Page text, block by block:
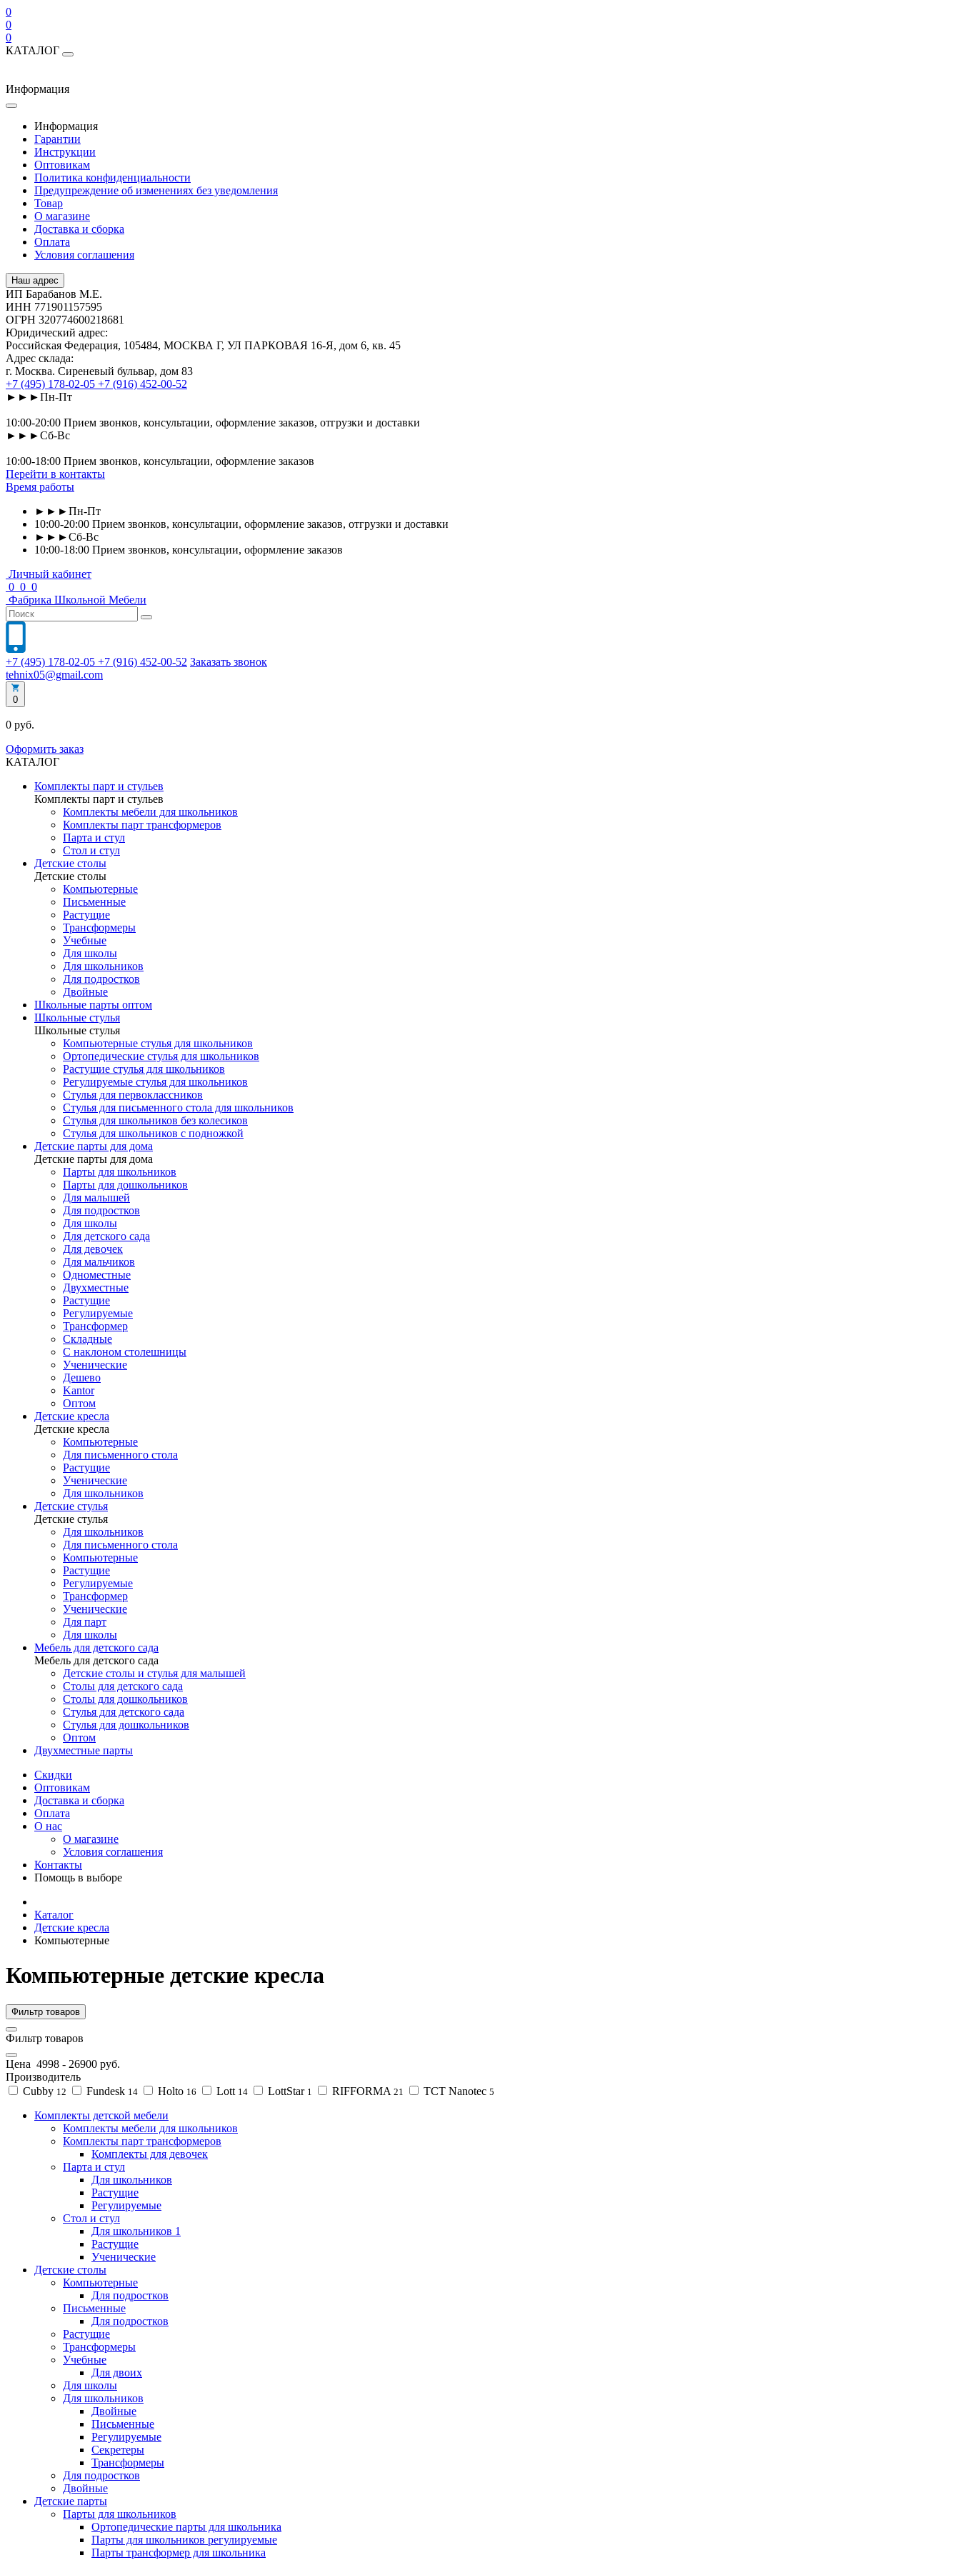
0
0
0
КАТАЛОГ
Информация
Информация
Гарантии
Инструкции
Оптовикам
Политика конфиденциальности
Предупреждение об изменениях без уведомления
Товар
О магазине
Доставка и сборка
Оплата
Условия соглашения
Наш адрес
ИП Барабанов М.Е.
ИНН 771901157595
ОГРН 320774600218681
Юридический адрес:
Российская Федерация, 105484, МОСКВА Г, УЛ ПАРКОВАЯ 16-Я, дом 6, кв. 45
Адрес склада:
г. Москва. Сиреневый бульвар, дом 83
+7 (495) 178-02-05 +7 (916) 452-00-52
►►►Пн-Пт
10:00-20:00 Прием звонков, консультации, оформление заказов, отгрузки и доставки
►►►Сб-Вс
10:00-18:00 Прием звонков, консультации, оформление заказов
Перейти в контакты
Время работы
►►►Пн-Пт
10:00-20:00 Прием звонков, консультации, оформление заказов, отгрузки и доставки
►►►Сб-Вс
10:00-18:00 Прием звонков, консультации, оформление заказов
Личный кабинет
0 0 0
Фабрика Школьной Мебели
+7 (495) 178-02-05 +7 (916) 452-00-52 Заказать звонок
tehnix05@gmail.com
0
0 руб.
Оформить заказ
КАТАЛОГ
Комплекты парт и стульев
Комплекты парт и стульев
Комплекты мебели для школьников
Комплекты парт трансформеров
Парта и стул
Стол и стул
Детские столы
Детские столы
Компьютерные
Письменные
Растущие
Трансформеры
Учебные
Для школы
Для школьников
Для подростков
Двойные
Школьные парты оптом
Школьные стулья
Школьные стулья
Компьютерные стулья для школьников
Ортопедические стулья для школьников
Растущие стулья для школьников
Регулируемые стулья для школьников
Стулья для первоклассников
Стулья для письменного стола для школьников
Стулья для школьников без колесиков
Стулья для школьников с подножкой
Детские парты для дома
Детские парты для дома
Парты для школьников
Парты для дошкольников
Для малышей
Для подростков
Для школы
Для детского сада
Для девочек
Для мальчиков
Одноместные
Двухместные
Растущие
Регулируемые
Трансформер
Складные
С наклоном столешницы
Ученические
Дешево
Kantor
Оптом
Детские кресла
Детские кресла
Компьютерные
Для письменного стола
Растущие
Ученические
Для школьников
Детские стулья
Детские стулья
Для школьников
Для письменного стола
Компьютерные
Растущие
Регулируемые
Трансформер
Ученические
Для парт
Для школы
Мебель для детского сада
Мебель для детского сада
Детские столы и стулья для малышей
Столы для детского сада
Столы для дошкольников
Стулья для детского сада
Стулья для дошкольников
Оптом
Двухместные парты
Скидки
Оптовикам
Доставка и сборка
Оплата
О нас
О магазине
Условия соглашения
Контакты
Помощь в выборе
Каталог
Детские кресла
Компьютерные
Компьютерные детские кресла
Фильтр товаров
Фильтр товаров
Цена 4998 - 26900 руб.
Производитель
Cubby 12 Fundesk 14 Holto 16 Lott 14 LottStar 1 RIFFORMA 21 TCT Nanotec 5
Комплекты детской мебели
Комплекты мебели для школьников
Комплекты парт трансформеров
Комплекты для девочек
Парта и стул
Для школьников
Растущие
Регулируемые
Стол и стул
Для школьников 1
Растущие
Ученические
Детские столы
Компьютерные
Для подростков
Письменные
Для подростков
Растущие
Трансформеры
Учебные
Для двоих
Для школы
Для школьников
Двойные
Письменные
Регулируемые
Секретеры
Трансформеры
Для подростков
Двойные
Детские парты
Парты для школьников
Ортопедические парты для школьника
Парты для школьников регулируемые
Парты трансформер для школьника